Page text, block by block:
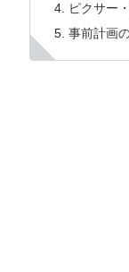
ピクサー
事前計画